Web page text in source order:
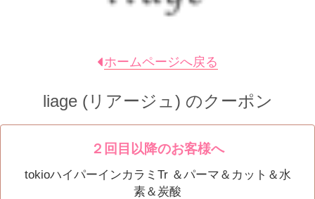
ホームページへ戻る
liage (リアージュ) のクーポン
２回目以降のお客様へ
tokioハイパーインカラミTr ＆パーマ＆カット＆水
素＆炭酸